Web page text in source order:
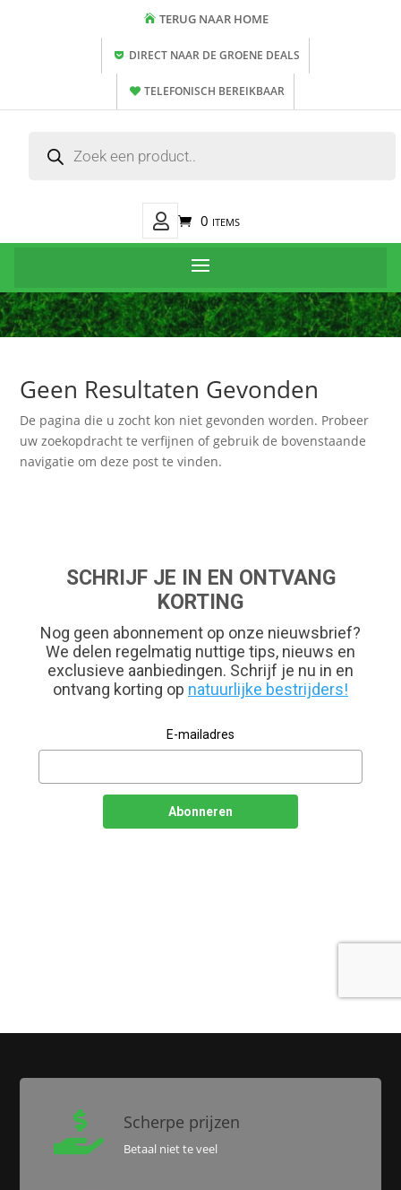
TERUG NAAR HOME
DIRECT NAAR DE GROENE DEALS
TELEFONISCH BEREIKBAAR
zoeken
Mijn
Account
0 items
Geen Resultaten Gevonden
De pagina die u zocht kon niet gevonden worden. Probeer
uw zoekopdracht te verfijnen of gebruik de bovenstaande
navigatie om deze post te vinden.
 Scherpe prijzen
Betaal niet te veel